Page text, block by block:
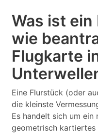
Was ist
wie
Flugkarte
Eine Flurstück (oder
die kleinste
Es handelt sich um
geometrisch kartiertes